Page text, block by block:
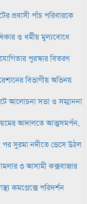
প্রবাসী পাঁচ পরিবারকে
ও ধর্মীয় মুল্যবোধে
পুরস্কার বিতরণ
বিভাগীয় অভিনয়
আলোচনা সভা ও সম্মাননা
আদালতে আত্মসমর্পন,
পর সুরমা নদীতে ভেসে উঠল
৩ আসামী কক্সবাজার
কমপ্লেক্সে পরিদর্শন